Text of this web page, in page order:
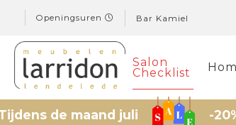
Openingsuren Bar Kamiel
Salon
Checklist
maand juli -20% tot -